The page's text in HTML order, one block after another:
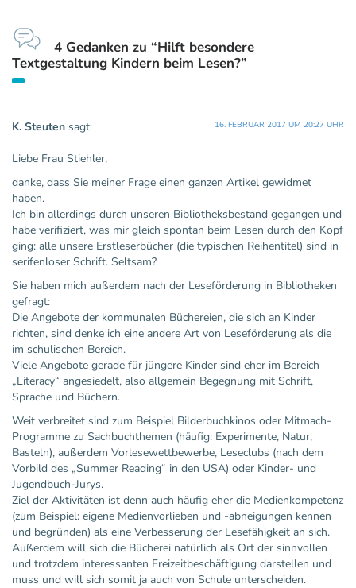
4 Gedanken zu “Hilft besondere
Textgestaltung Kindern beim Lesen?”
K. Steuten sagt: 16. FEBRUAR 2017 UM 20:27 UHR
Liebe Frau Stiehler,
danke, dass Sie meiner Frage einen ganzen Artikel gewidmet
haben.
Ich bin allerdings durch unseren Bibliotheksbestand gegangen und
habe verifiziert, was mir gleich spontan beim Lesen durch den Kopf
ging: alle unsere Erstleserbücher (die typischen Reihentitel) sind in
serifenloser Schrift. Seltsam?
Sie haben mich außerdem nach der Leseförderung in Bibliotheken
gefragt:
Die Angebote der kommunalen Büchereien, die sich an Kinder
richten, sind denke ich eine andere Art von Leseförderung als die
im schulischen Bereich.
Viele Angebote gerade für jüngere Kinder sind eher im Bereich
„Literacy“ angesiedelt, also allgemein Begegnung mit Schrift,
Sprache und Büchern.
Weit verbreitet sind zum Beispiel Bilderbuchkinos oder Mitmach-
Programme zu Sachbuchthemen (häufig: Experimente, Natur,
Basteln), außerdem Vorlesewettbewerbe, Leseclubs (nach dem
Vorbild des „Summer Reading“ in den USA) oder Kinder- und
Jugendbuch-Jurys.
Ziel der Aktivitäten ist denn auch häufig eher die Medienkompetenz
(zum Beispiel: eigene Medienvorlieben und -abneigungen kennen
und begründen) als eine Verbesserung der Lesefähigkeit an sich.
Außerdem will sich die Bücherei natürlich als Ort der sinnvollen
und trotzdem interessanten Freizeitbeschäftigung darstellen und
muss und will sich somit ja auch von Schule unterscheiden.